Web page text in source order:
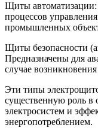
Щиты автоматизации:
процессов
промышленных
Щиты безопасности
Предназначены для
случае
Эти типы
существенную роль в
электросистем и
энергопотреблением.